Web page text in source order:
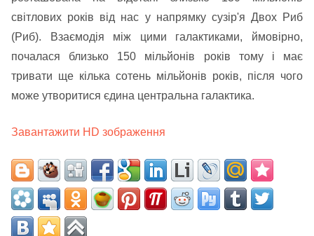
світлових років від нас у напрямку сузір'я Двох Риб
(Риб). Взаємодія між цими галактиками, ймовірно,
почалася близько 150 мільйонів років тому і має
тривати ще кілька сотень мільйонів років, після чого
може утворитися єдина центральна галактика.
Завантажити HD зображення